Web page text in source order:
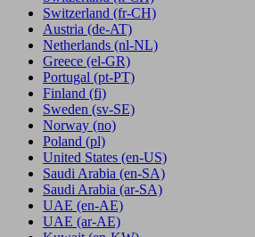
Switzerland (fr-CH)
Austria (de-AT)
Netherlands (nl-NL)
Greece (el-GR)
Portugal (pt-PT)
Finland (fi)
Sweden (sv-SE)
Norway (no)
Poland (pl)
United States (en-US)
Saudi Arabia (en-SA)
Saudi Arabia (ar-SA)
UAE (en-AE)
UAE (ar-AE)